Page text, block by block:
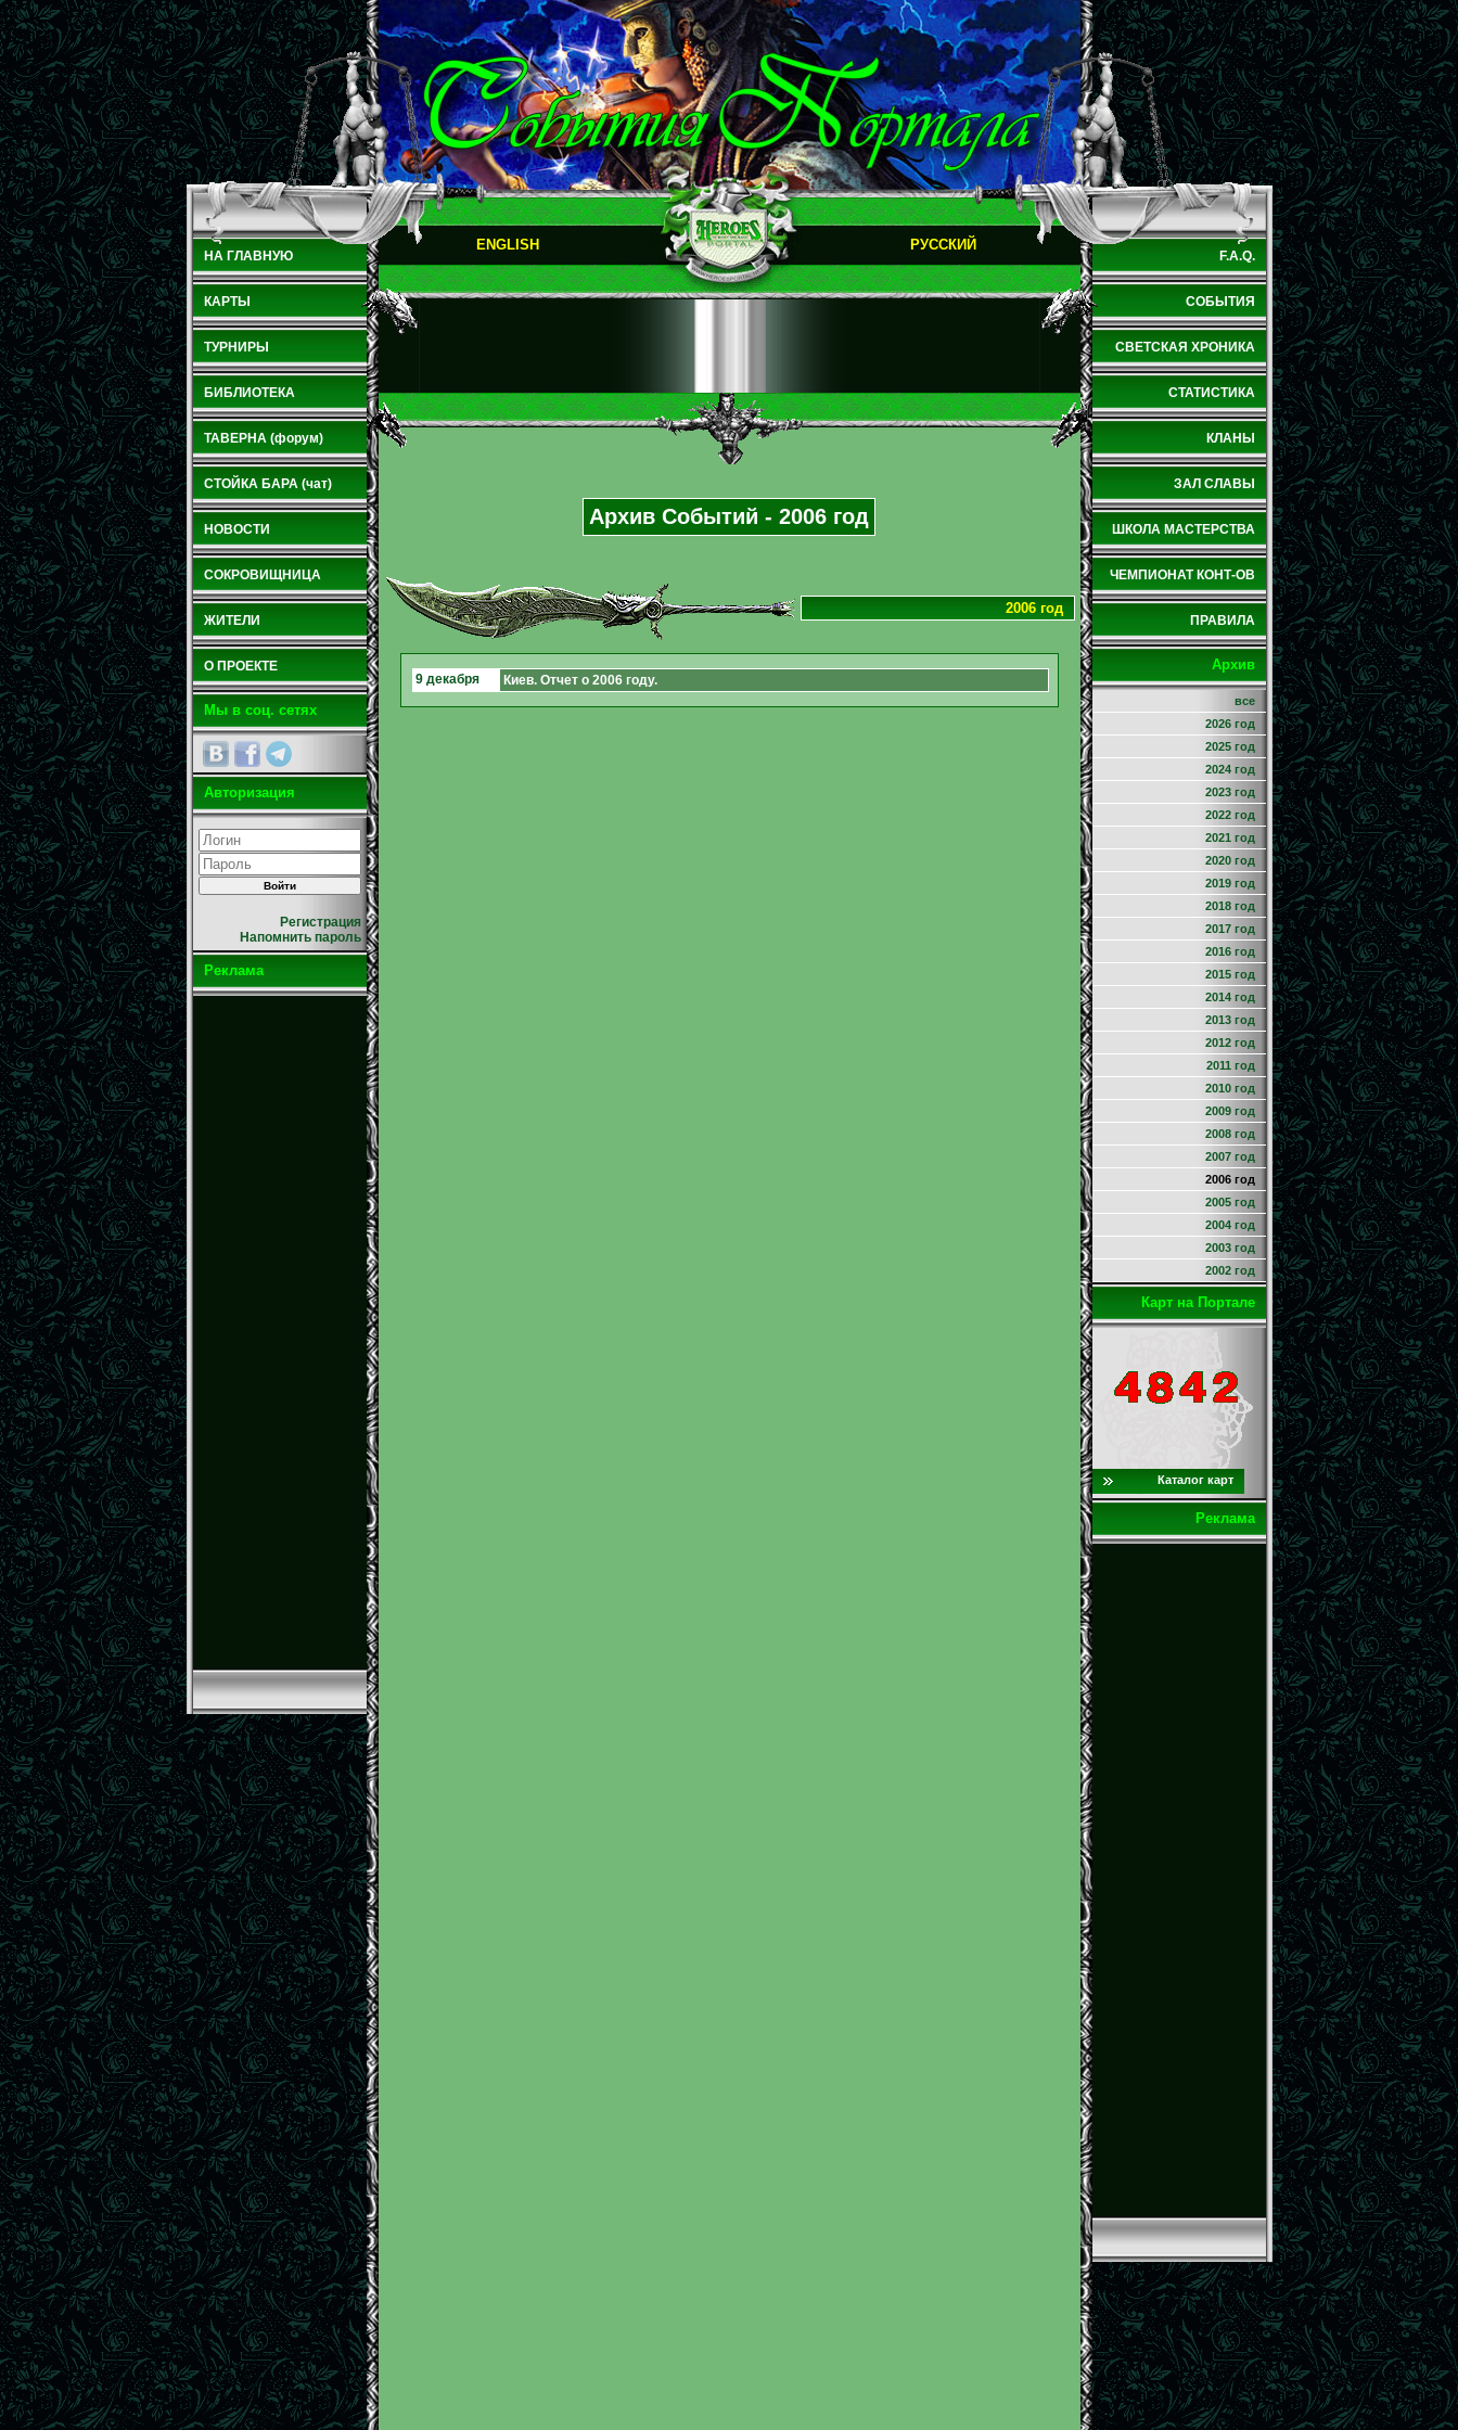
НА ГЛАВНУЮ
КАРТЫ
ТУРНИРЫ
БИБЛИОТЕКА
ТАВЕРНА (форум)
СТОЙКА БАРА (чат)
НОВОСТИ
СОКРОВИЩНИЦА
ЖИТЕЛИ
О ПРОЕКТЕ
Мы в соц. сетях
Авторизация
Регистрация
Напомнить пароль
Реклама
ENGLISH РУССКИЙ
Архив Событий - 2006 год
2006 год
9 декабря Киев. Отчет о 2006 году.
F.A.Q.
СОБЫТИЯ
СВЕТСКАЯ ХРОНИКА
СТАТИСТИКА
КЛАНЫ
ЗАЛ СЛАВЫ
ШКОЛА МАСТЕРСТВА
ЧЕМПИОНАТ КОНТ-ОВ
ПРАВИЛА
Архив
все
2026 год
2025 год
2024 год
2023 год
2022 год
2021 год
2020 год
2019 год
2018 год
2017 год
2016 год
2015 год
2014 год
2013 год
2012 год
2011 год
2010 год
2009 год
2008 год
2007 год
2006 год
2005 год
2004 год
2003 год
2002 год
Карт на Портале
Каталог карт
Реклама